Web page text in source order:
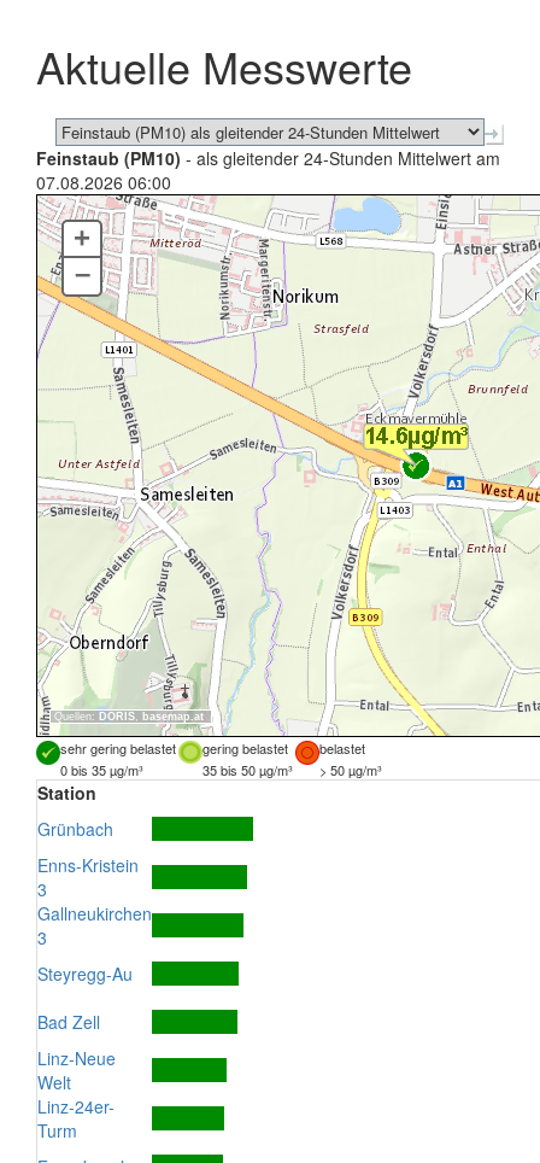
schließen
Aktuelle Messwerte
Feinstaub (PM10) - als gleitender 24-Stunden Mittelwert am
07.08.2026 06:00
Quellen: DORIS, basemap.at
+
–
sehr gering belastet gering belastet
belastet
0 bis 35 µg/m³
35 bis 50 µg/m³ > 50 µg/m³
Station
Grünbach
Enns-Kristein
3
Gallneukirchen
3
Steyregg-Au
Bad Zell
Linz-Neue
Welt
Linz-24er-
Turm